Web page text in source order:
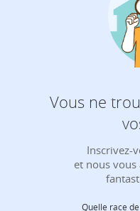
Vous ne
Inscrivez-
et nous
Quelle race